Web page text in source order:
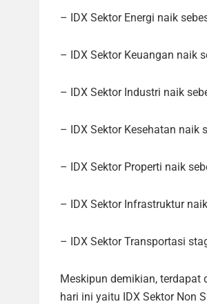
– IDX Sektor Energi naik
– IDX Sektor Keuangan naik
– IDX Sektor Industri naik
– IDX Sektor Kesehatan naik
– IDX Sektor Properti naik
– IDX Sektor Infrastruktur
– IDX Sektor Transportasi
Meskipun demikian, terdapat
hari ini yaitu IDX Sektor Non